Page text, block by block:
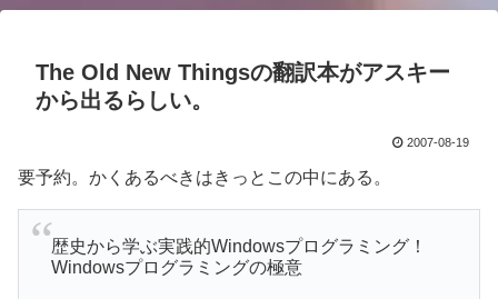
The Old New Thingsの翻訳本がアスキー
から出るらしい。
2007-08-19
要予約。かくあるべきはきっとこの中にある。
歴史から学ぶ実践的Windowsプログラミング！
Windowsプログラミングの極意